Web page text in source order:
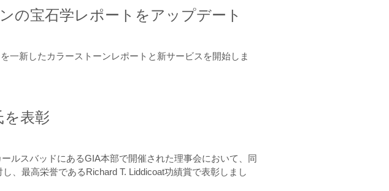
の宝石学レポートをアップデート
一新したカラーストーンレポートと新サービスを開始しま
を表彰
ルスバッドにあるGIA本部で開催された理事会において、同
、最高栄誉であるRichard T. Liddicoat功績賞で表彰しまし